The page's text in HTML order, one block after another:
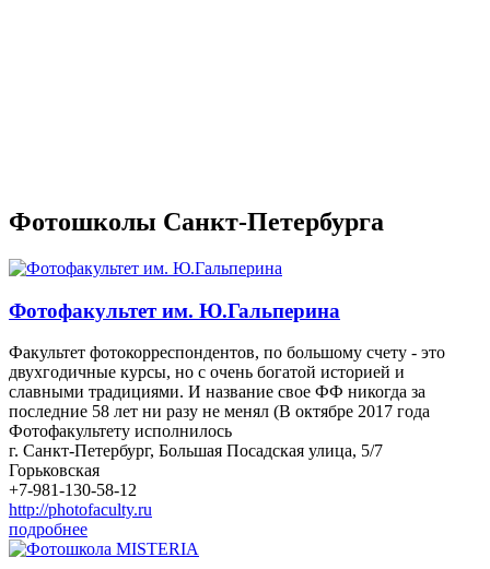
Фотошколы Санкт-Петербурга
Фотофакультет им. Ю.Гальперина
Факультет фотокорреспондентов, по большому счету - это
двухгодичные курсы, но с очень богатой историей и
славными традициями. И название свое ФФ никогда за
последние 58 лет ни разу не менял (В октябре 2017 года
Фотофакультету исполнилось
г. Санкт-Петербург, Большая Посадская улица, 5/7
Горьковская
+7-981-130-58-12
http://photofaculty.ru
подробнее